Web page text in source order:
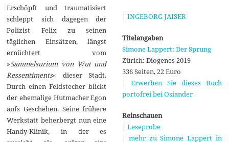
Erschöpft und traumatisiert
schleppt sich dagegen der
Polizist Felix zu seinen
täglichen Einsätzen, längst
ernüchtert vom
»Sammelsurium von Wut und
Ressentiments« dieser Stadt.
Durch einen Feldstecher blickt
der ehemalige Hutmacher Egon
aufs Geschehen. Seine frühere
Werkstatt beherbergt nun eine
Handy-Klinik, in der es
| INGEBORG JAISER
Titelangaben
Simone Lappert: Der Sprung
Zürich: Diogenes 2019
336 Seiten, 22 Euro
| Erwerben Sie dieses Buch
portofrei bei Osiander
Reinschauen
| Leseprobe
| mehr zu Simone Lappert in